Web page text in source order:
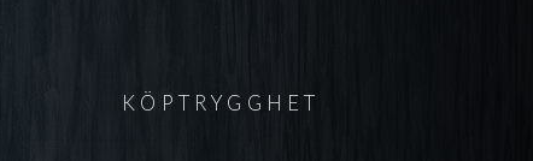
KÖPTRYGGHET